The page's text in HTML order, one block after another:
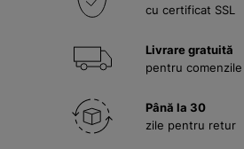
cu certificat SSL
Livrare gratuită
pentru
Până la 30
zile pentru retur